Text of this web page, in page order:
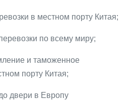
в местном порту Китая;
по всему миру;
и таможенное
порту Китая;
двери в Европу